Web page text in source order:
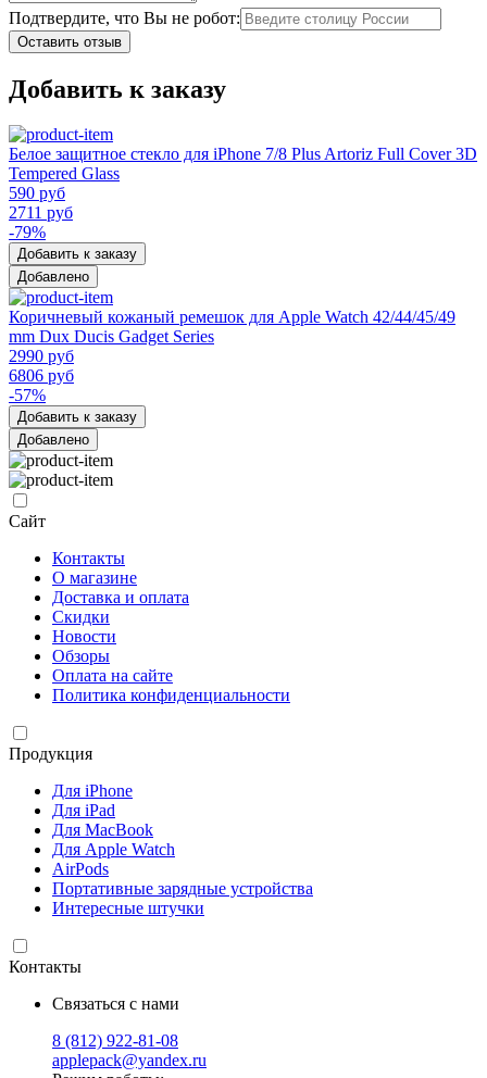
Подтвердите, что Вы не робот:
Оставить отзыв
Добавить к заказу
Белое защитное стекло для iPhone 7/8 Plus Artoriz Full Cover 3D
Tempered Glass
590 руб
2711 руб
-79%
Добавить к заказу
Добавлено
Коричневый кожаный ремешок для Apple Watch 42/44/45/49
mm Dux Ducis Gadget Series
2990 руб
6806 руб
-57%
Добавить к заказу
Добавлено
Сайт
Контакты
О магазине
Доставка и оплата
Скидки
Новости
Обзоры
Оплата на сайте
Политика конфиденциальности
Продукция
Для iPhone
Для iPad
Для MacBook
Для Apple Watch
AirPods
Портативные зарядные устройства
Интересные штучки
Контакты
Связаться с нами
8 (812) 922-81-08
applepack@yandex.ru